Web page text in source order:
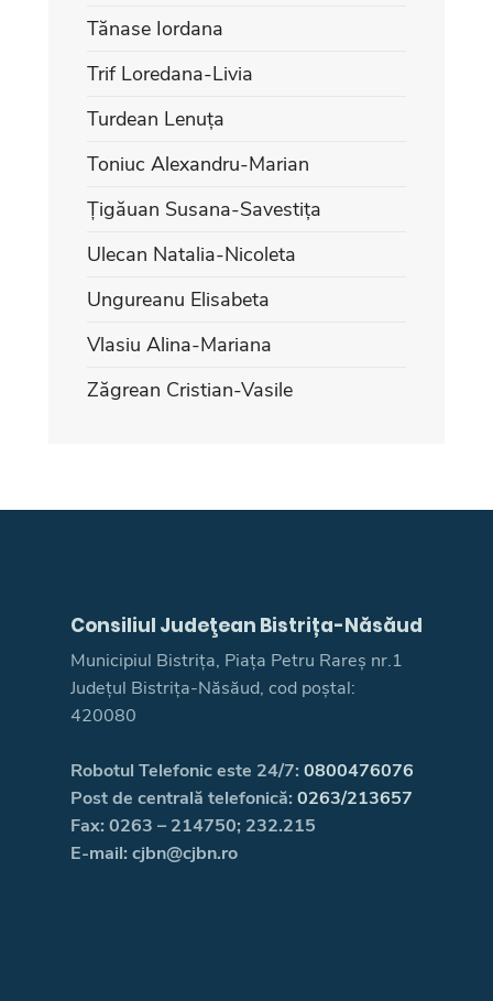
Tănase Iordana
Trif Loredana-Livia
Turdean Lenuța
Toniuc Alexandru-Marian
Țigăuan Susana-Savestița
Ulecan Natalia-Nicoleta
Ungureanu Elisabeta
Vlasiu Alina-Mariana
Zăgrean Cristian-Vasile
Consiliul Judeţean Bistrița-Năsăud
Municipiul Bistrița, Piața Petru Rareș nr.1
Județul Bistrița-Năsăud, cod poștal:
420080
Robotul Telefonic este 24/7: 0800476076
Post de centrală telefonică: 0263/213657
Fax: 0263 – 214750; 232.215
E-mail: cjbn@cjbn.ro